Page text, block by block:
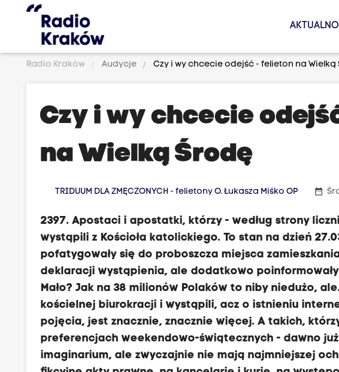
Radio Kraków Audycje Czy i wy chcecie odejść - felieton na Wielką
Czy i wy chcecie
na Wielką Środę
TRIDUUM DLA ZMĘCZONYCH - felietony O. Łukasza Miśko OP date_range
2397. Apostaci i apostatki, którzy - według strony
wystąpili z Kościoła katolickiego. To stan na dzień
pofatygowały się do proboszcza miejsca
deklaracji wystąpienia, ale dodatkowo
Mało? Jak na 38 milionów Polaków to niby niedużo,
kościelnej biurokracji i wystąpili, acz o istnieniu
pojęcia, jest znacznie, znacznie więcej. A takich,
preferencjach weekendowo-świątecznych - dawno
imaginarium, ale zwyczajnie nie mają najmniejszej